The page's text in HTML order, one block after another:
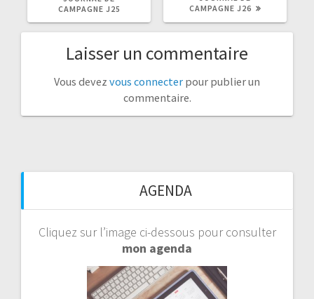
CAMPAGNE J25
CAMPAGNE J26
Laisser un commentaire
Vous devez vous connecter pour publier un
commentaire.
AGENDA
Cliquez sur l’image ci-dessous pour consulter
mon agenda